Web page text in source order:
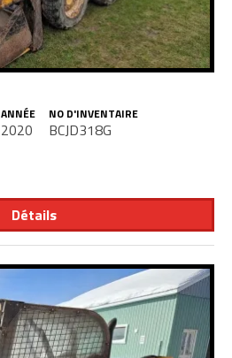
Détails
ANNÉE
2020
NO D'INVENTAIRE
BCJD318G